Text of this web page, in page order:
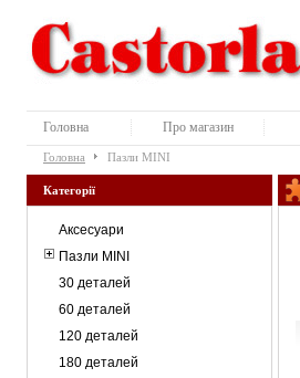
Головна Про магазин
Головна Пазли MINI
Категорії
Аксесуари
Пазли MINI
30 деталей
60 деталей
120 деталей
180 деталей